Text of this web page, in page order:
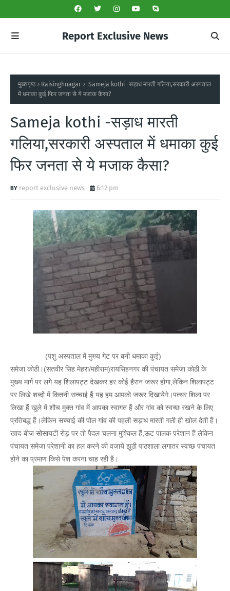
Report Exclusive News
मुख्यपृष्ठ Raisinghnagar
Sameja kothi -सड़ाध मारती गलिया,सरकारी अस्पताल
में धमाका कुई फिर जनता से ये मजाक कैसा?
Sameja kothi -सड़ाध मारती
गलिया,सरकारी अस्पताल में धमाका कुई
फिर जनता से ये मजाक कैसा?
report exclusive news 6:12 pm
(पशु अस्पताल में मुख्य गेट पर बनी धमाका कुई)
समेजा कोठी।(सतवीर सिह मेहरा/महीराम)रायसिहनगर की पंचायत समेजा कोठी के
मुख्य मार्ग पर लगे यह शिलापट्ट देखकर हर कोई हैरान जरूर होगा,लेकिन शिलापट्ट
पर लिखे शब्दों में कितनी सच्चाई हैं यह हम आपको जरूर दिखायेगे।पत्थर शिला पर
लिखा हैं खुले में शौच मुक्त गांव में आपका स्वागत हैं और गांव को स्वच्छ रखने के लिए
प्रतिबद्ध हैं।लेकिन सच्चाई की पोल गांव की पहली सड़ाध मारती गली ही खोल देती हैं।
खाद-बीज सोसायटी रोड़ पर तो पैदल चलना मुश्किल हैं,ऊट पालक परेशान हैं लेकिन
पंचायत समेजा परेशानी का हल करने की वजाये झूठी पाठशाला लगातर स्वच्छ पंचायत
होने का प्रमाण किसे पेश करना चाह रही हैं।